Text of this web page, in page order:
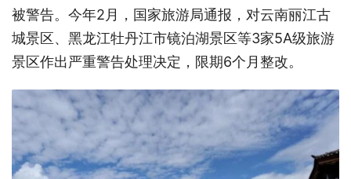
被警告。今年2月，国家旅游局通报，对云南丽江古
城景区、黑龙江牡丹江市镜泊湖景区等3家5A级旅游
景区作出严重警告处理决定，限期6个月整改。